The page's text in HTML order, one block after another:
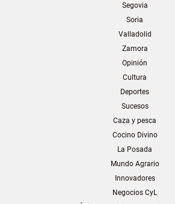
Segovia
Soria
Valladolid
Zamora
Opinión
Cultura
Deportes
Sucesos
Caza y pesca
Cocino Divino
La Posada
Mundo Agrario
Innovadores
Negocios CyL